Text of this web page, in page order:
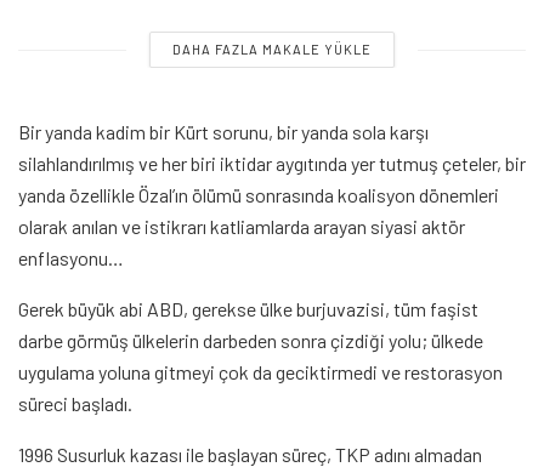
DAHA FAZLA MAKALE YÜKLE
Bir yanda kadim bir Kürt sorunu, bir yanda sola karşı
silahlandırılmış ve her biri iktidar aygıtında yer tutmuş çeteler, bir
yanda özellikle Özal’ın ölümü sonrasında koalisyon dönemleri
olarak anılan ve istikrarı katliamlarda arayan siyasi aktör
enflasyonu…
Gerek büyük abi ABD, gerekse ülke burjuvazisi, tüm faşist
darbe görmüş ülkelerin darbeden sonra çizdiği yolu; ülkede
uygulama yoluna gitmeyi çok da geciktirmedi ve restorasyon
süreci başladı.
1996 Susurluk kazası ile başlayan süreç, TKP adını almadan